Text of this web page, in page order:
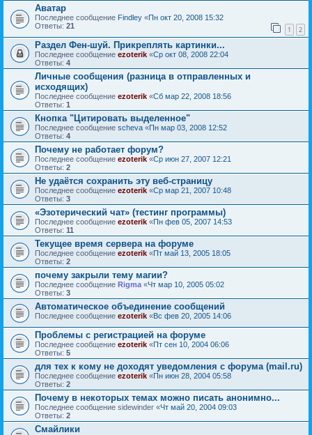
Аватар
Последнее сообщение Findley «Пн окт 20, 2008 15:32
Ответы: 21 1 2
Раздел Фен-шуй. Прикреплять картинки...
Последнее сообщение ezoterik «Ср окт 08, 2008 22:04
Ответы: 4
Личные сообщения (разница в отправленных и
исходящих)
Последнее сообщение ezoterik «Сб мар 22, 2008 18:56
Ответы: 1
Кнопка "Цитировать выделенное"
Последнее сообщение sсheva «Пн мар 03, 2008 12:52
Ответы: 4
Почему не работает форум?
Последнее сообщение ezoterik «Ср июн 27, 2007 12:21
Ответы: 2
Не удаётся сохранить эту веб-страницу
Последнее сообщение ezoterik «Ср мар 21, 2007 10:48
Ответы: 3
«Эзотерический чат» (тестинг программы)
Последнее сообщение ezoterik «Пн фев 05, 2007 14:53
Ответы: 11
Текущее время сервера на форуме
Последнее сообщение ezoterik «Пт май 13, 2005 18:05
Ответы: 2
почему закрыли тему магии?
Последнее сообщение Rigma «Чт мар 10, 2005 05:02
Ответы: 3
Автоматическое объединение сообщений
Последнее сообщение ezoterik «Вс фев 20, 2005 14:06
Проблемы с регистрацией на форуме
Последнее сообщение ezoterik «Пт сен 10, 2004 06:06
Ответы: 5
для тех к кому не доходят уведомления с форума (mail.ru)
Последнее сообщение ezoterik «Пн июн 28, 2004 05:58
Ответы: 2
Почему в некоторых темах можно писать анонимно...
Последнее сообщение sidewinder «Чт май 20, 2004 09:03
Ответы: 2
Смайлики